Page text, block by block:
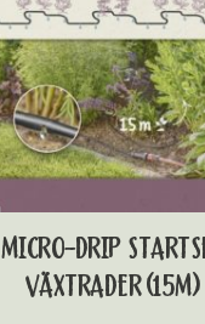
MICRO-DRIP
VÄXTRADER (15M)